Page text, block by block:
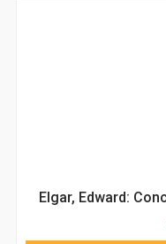
Elgar, Edward: